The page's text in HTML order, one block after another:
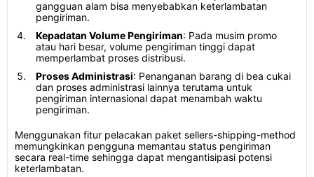
gangguan alam bisa menyebabkan keterlambatan
pengiriman.
Kepadatan Volume Pengiriman: Pada musim promo
atau hari besar, volume pengiriman tinggi dapat
memperlambat proses distribusi.
Proses Administrasi: Penanganan barang di bea cukai
dan proses administrasi lainnya terutama untuk
pengiriman internasional dapat menambah waktu
pengiriman.
Menggunakan fitur pelacakan paket sellers-shipping-method
memungkinkan pengguna memantau status pengiriman
secara real-time sehingga dapat mengantisipasi potensi
keterlambatan.